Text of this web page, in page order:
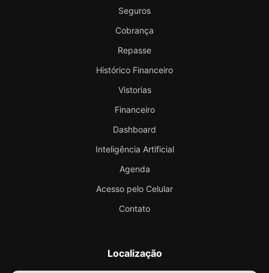
Seguros
Cobrança
Repasse
Histórico Financeiro
Vistorias
Financeiro
Dashboard
Inteligência Artificial
Agenda
Acesso pelo Celular
Contato
Localização